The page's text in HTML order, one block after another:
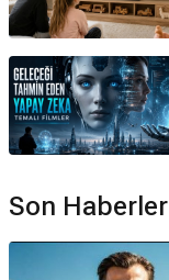
Son Haberler